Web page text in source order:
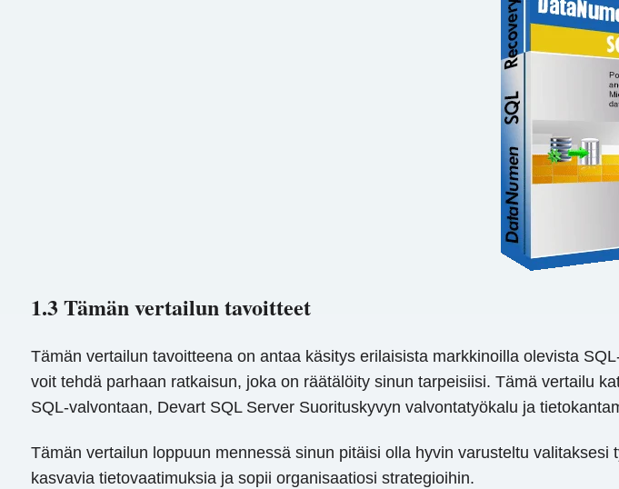
1.3 Tämän vertailun tavoitteet
Tämän vertailun tavoitteena on antaa käsitys erilaisista markkinoilla olevista
voit tehdä parhaan ratkaisun, joka on räätälöity sinun tarpeisiisi. Tämä vertailu
SQL-valvontaan, Devart SQL Server Suorituskyvyn valvontatyökalu ja
Tämän vertailun loppuun mennessä sinun pitäisi olla hyvin varusteltu
kasvavia tietovaatimuksia ja sopii organisaatiosi strategioihin.